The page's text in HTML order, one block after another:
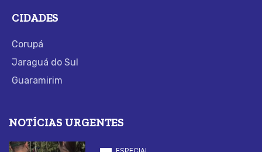
CIDADES
Corupá
Jaraguá do Sul
Guaramirim
NOTÍCIAS URGENTES